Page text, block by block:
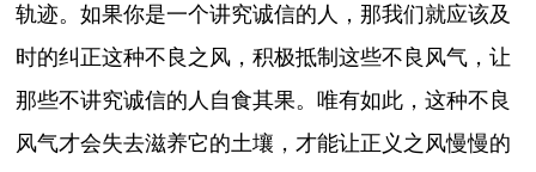
轨迹。如果你是一个讲究诚信的人，那我们就应该及
时的纠正这种不良之风，积极抵制这些不良风气，让
那些不讲究诚信的人自食其果。唯有如此，这种不良
风气才会失去滋养它的土壤，才能让正义之风慢慢的